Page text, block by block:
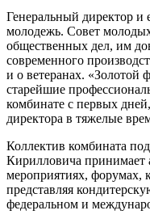
Генеральный директор и
молодежь. Совет
общественных дел, им
современного
и о ветеранах. «Золотой
старейшие
комбинате с первых
директора в тяжелые
Коллектив комбината
Кирилловича принимает
мероприятиях, форумах,
представляя
федеральном и